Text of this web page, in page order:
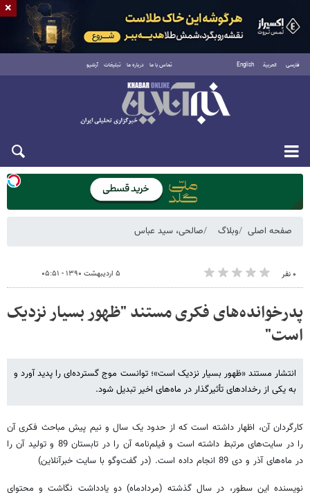
فارسی العربية English تماس با ما درباره ما تبلیغات آرشیو
یکشنبه ۱۸ مرداد ۱۴۰۵
صفحه اصلی وبلاگ صالحی، سید عباس
۰ نفر ۵ اردیبهشت ۱۳۹۰ - ۰۵:۵۱
پدرخوانده‌های فکری مستند "ظهور بسیار نزدیک
است"
انتشار مستند «ظهور بسیار نزدیک است»؛ توانست موج گسترده‌ای را پدید آورد و
به یکی از رخدادهای تأثیرگذار در ماه‌های اخیر تبدیل شود.
کارگردان آن، اظهار داشته است که از حدود یک سال و نیم پیش مباحث فکری آن
را در سایت‌های مرتبط داشته است و فیلم‌نامه آن را در تابستان 89 و تولید آن را
در ماه‌های آذر و دی 89 انجام داده است. (در گفت‌وگو با سایت خبرآنلاین)
نویسنده این سطور، در سال گذشته (مردادماه) دو یادداشت نگاشت و محتوای
×